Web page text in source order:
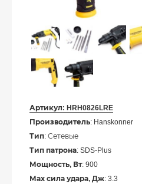
Артикул: HRH0826LRE
Производитель: Hanskonner
Тип: Сетевые
Тип патрона: SDS-Plus
Мощность, Вт: 900
Мах сила удара, Дж: 3.3